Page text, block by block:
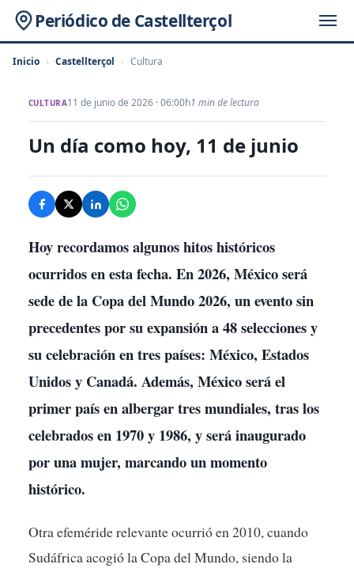
Periódico de Castellterçol
Inicio › Castellterçol › Cultura
CULTURA11 de junio de 2026 · 06:00h1 min de lectura
Un día como hoy, 11 de junio
Hoy recordamos algunos hitos históricos
ocurridos en esta fecha. En 2026, México será
sede de la Copa del Mundo 2026, un evento sin
precedentes por su expansión a 48 selecciones y
su celebración en tres países: México, Estados
Unidos y Canadá. Además, México será el
primer país en albergar tres mundiales, tras los
celebrados en 1970 y 1986, y será inaugurado
por una mujer, marcando un momento
histórico.
Otra efeméride relevante ocurrió en 2010, cuando
Sudáfrica acogió la Copa del Mundo, siendo la